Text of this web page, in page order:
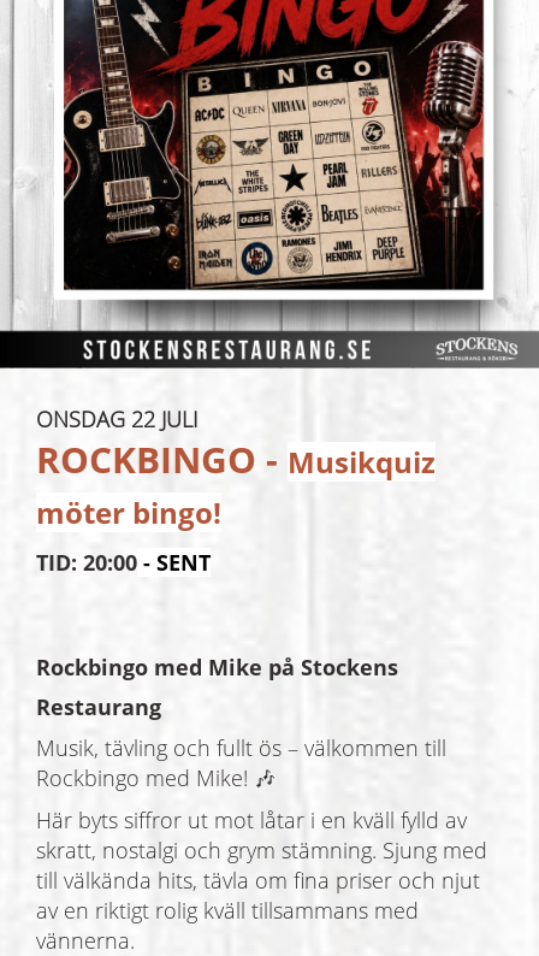
ONSDAG 22 JULI
ROCKBINGO - Musikquiz
möter bingo!
TID: 20:00 - SENT
Rockbingo med Mike på Stockens
Restaurang
Musik, tävling och fullt ös – välkommen till
Rockbingo med Mike! 🎶
Här byts siffror ut mot låtar i en kväll fylld av
skratt, nostalgi och grym stämning. Sjung med
till välkända hits, tävla om fina priser och njut
av en riktigt rolig kväll tillsammans med
vännerna.